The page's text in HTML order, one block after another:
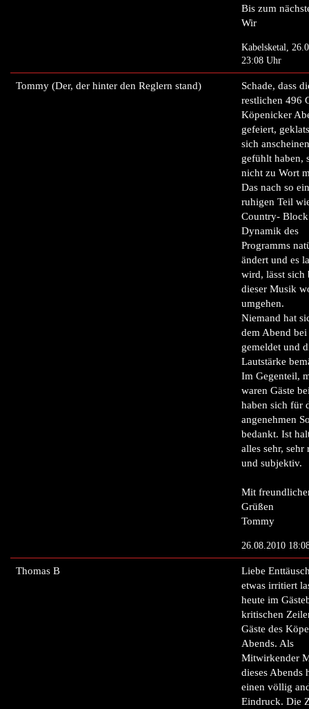
Bis zum
Wir
Kabelsketal,
23:08 Uhr
Tommy (Der, der hinter den Reglern stand)
Schade, dass
restlichen 496
Köpenicker
gefeiert,
sich
gefühlt haben,
nicht zu Wort
Das nach so
ruhigen Teil
Country-
Dynamik des
Programms
ändert und es
wird, lässt sich
dieser Musik
umgehen.
Niemand hat
dem Abend
gemeldet und
Lautstärke
Im Gegenteil,
waren Gäste
haben sich für
angenehmen
bedankt. Ist
alles sehr, sehr
und subjektiv.
Mit
Grüßen
Tommy
26.08.2010
Thomas B
Liebe
etwas irritiert
heute im
kritischen
Gäste des
Abends. Als
Mitwirkender
dieses Abends
einen völlig
Eindruck. Die